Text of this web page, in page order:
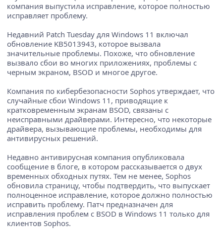
компания выпустила исправление, которое полностью
исправляет проблему.
Недавний Patch Tuesday для Windows 11 включал
обновление KB5013943, которое вызвала
значительные проблемы. Похоже, что обновление
вызвало сбои во многих приложениях, проблемы с
черным экраном, BSOD и многое другое.
Компания по кибербезопасности Sophos утверждает, что
случайные сбои Windows 11, приводящие к
кратковременным экранам BSOD, связаны с
неисправными драйверами. Интересно, что некоторые
драйвера, вызывающие проблемы, необходимы для
антивирусных решений.
Недавно антивирусная компания опубликовала
сообщение в блоге, в котором рассказывается о двух
временных обходных путях. Тем не менее, Sophos
обновила страницу, чтобы подтвердить, что выпускает
полноценное исправление, которое должно полностью
исправить проблему. Патч предназначен для
исправления проблем с BSOD в Windows 11 только для
клиентов Sophos.